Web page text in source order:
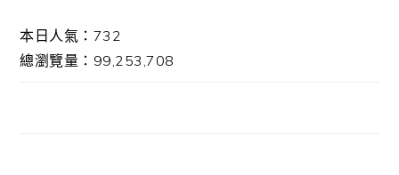
本日人氣：732
總瀏覽量：99,253,708